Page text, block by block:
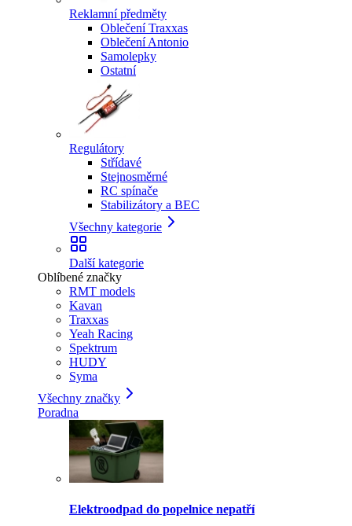
Reklamní předměty
Oblečení Traxxas
Oblečení Antonio
Samolepky
Ostatní
Regulátory
Střídavé
Stejnosměrné
RC spínače
Stabilizátory a BEC
Všechny kategorie
Další kategorie
Oblíbené značky
RMT models
Kavan
Traxxas
Yeah Racing
Spektrum
HUDY
Syma
Všechny značky
Poradna
Elektroodpad do popelnice nepatří